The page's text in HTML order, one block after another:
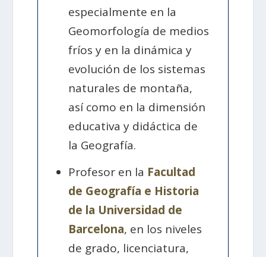
especialmente en la
Geomorfología de medios
fríos y en la dinámica y
evolución de los sistemas
naturales de montaña,
así como en la dimensión
educativa y didáctica de
la Geografía.
Profesor en la Facultad
de Geografía e Historia
de la Universidad de
Barcelona, en los niveles
de grado, licenciatura,